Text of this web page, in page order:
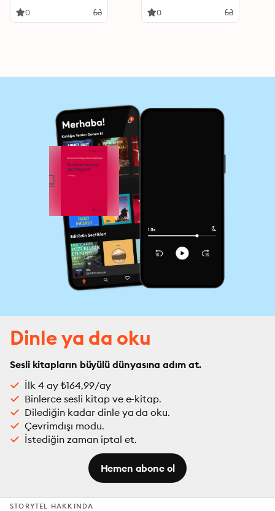
0 0
Dinle ya da oku
Sesli kitapların büyülü dünyasına adım at.
İlk 4 ay ₺164,99/ay
Binlerce sesli kitap ve e-kitap.
Dilediğin kadar dinle ya da oku.
Çevrimdışı modu.
İstediğin zaman iptal et.
Hemen abone ol
STORYTEL HAKKINDA